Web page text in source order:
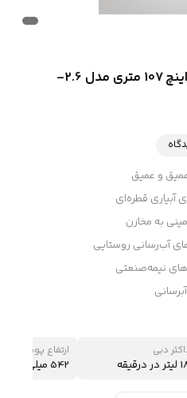
الکتروپمپ شناور پلیکام 2 اینچ 107 متری مدل 2.6-
و عمیق
آبیاری قطره‌ای
به مخازن
آب‌رسانی روستایی
نیمه‌صنعتی
دبی ارتفاع پوسته
542 میلی‌متر